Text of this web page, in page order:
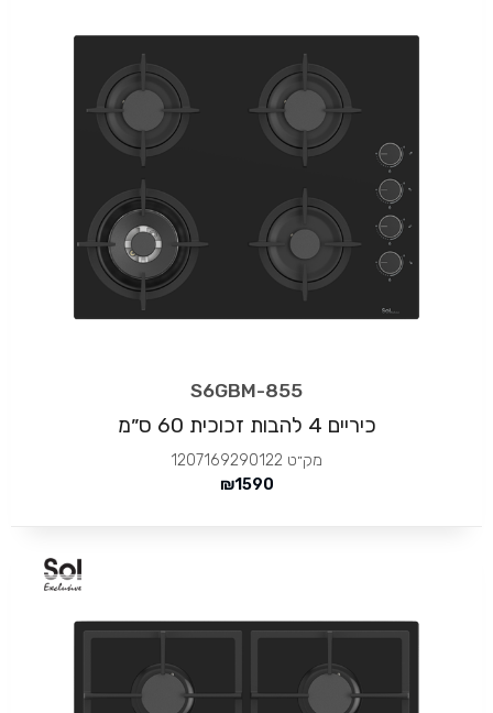
S6GBM-855
כיריים 4 להבות זכוכית 60 ס״מ
מק״ט 1207169290122
1590
₪